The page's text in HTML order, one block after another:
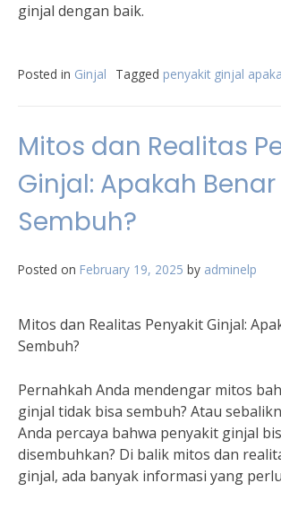
ginjal dengan baik.
Posted in Ginjal Tagged penyakit ginjal
Mitos dan Realitas
Ginjal: Apakah Benar
Sembuh?
Posted on February 19, 2025 by adminelp
Mitos dan Realitas Penyakit Ginjal:
Sembuh?
Pernahkah Anda mendengar mitos
ginjal tidak bisa sembuh? Atau
Anda percaya bahwa penyakit ginjal
disembuhkan? Di balik mitos dan
ginjal, ada banyak informasi yang